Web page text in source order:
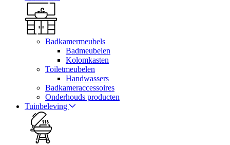
Badkamermeubels
Badmeubelen
Kolomkasten
Toiletmeubelen
Handwassers
Badkameraccessoires
Onderhouds producten
Tuinbeleving